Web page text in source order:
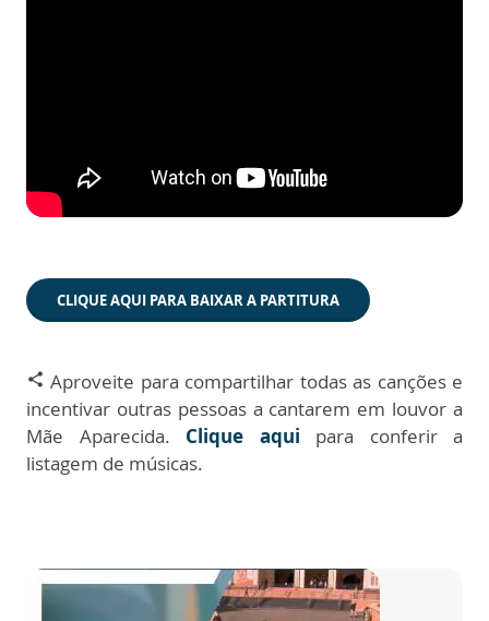
CLIQUE AQUI PARA BAIXAR A PARTITURA
share Aproveite para compartilhar todas as canções e
incentivar outras pessoas a cantarem em louvor a
Mãe Aparecida. Clique aqui para conferir a
listagem de músicas.